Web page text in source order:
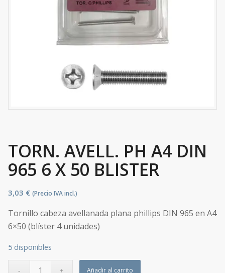
TORN. AVELL. PH A4 DIN
965 6 X 50 BLISTER
3,03 € (Precio IVA incl.)
Tornillo cabeza avellanada plana phillips DIN 965 en A4
6×50 (blíster 4 unidades)
5 disponibles
Añadir al carrito